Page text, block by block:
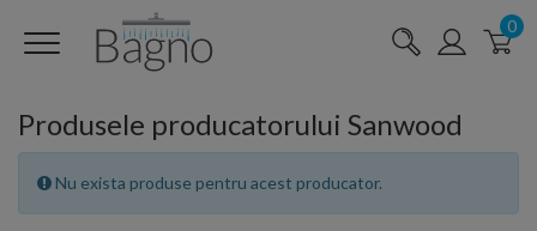
0
Produsele producatorului Sanwood
Nu exista produse pentru acest producator.